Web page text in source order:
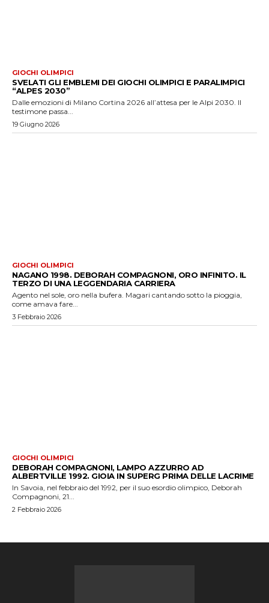
GIOCHI OLIMPICI
SVELATI GLI EMBLEMI DEI GIOCHI OLIMPICI E PARALIMPICI
“ALPES 2030”
Dalle emozioni di Milano Cortina 2026 all’attesa per le Alpi 2030. Il
testimone passa...
19 Giugno 2026
GIOCHI OLIMPICI
NAGANO 1998. DEBORAH COMPAGNONI, ORO INFINITO. IL
TERZO DI UNA LEGGENDARIA CARRIERA
Agento nel sole, oro nella bufera. Magari cantando sotto la pioggia,
come amava fare...
3 Febbraio 2026
GIOCHI OLIMPICI
DEBORAH COMPAGNONI, LAMPO AZZURRO AD
ALBERTVILLE 1992. GIOIA IN SUPERG PRIMA DELLE LACRIME
In Savoia, nel febbraio del 1992, per il suo esordio olimpico, Deborah
Compagnoni, 21...
2 Febbraio 2026